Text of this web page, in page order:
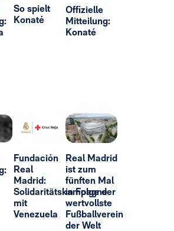
So spielt
Konaté
Offizielle
Mitteilung:
Konaté
Fundación
Real
Madrid:
Solidaritätskampagne
mit
Venezuela
Real Madrid
ist zum
fünften Mal
in Folge der
wertvollste
Fußballverein
der Welt